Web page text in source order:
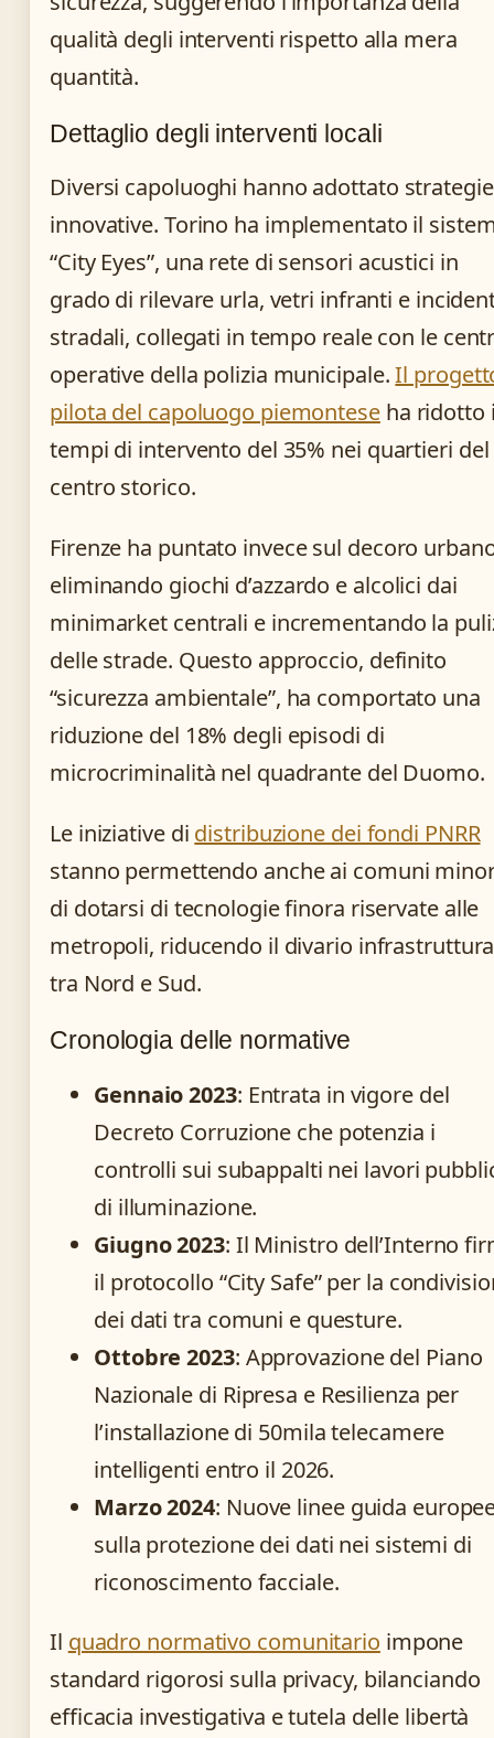
qualità degli interventi rispetto alla mera
quantità.
Dettaglio degli interventi locali
Diversi capoluoghi hanno adottato strategie
innovative. Torino ha implementato il
“City Eyes”, una rete di sensori acustici in
grado di rilevare urla, vetri infranti e
stradali, collegati in tempo reale con le
operative della polizia municipale.Il
pilota del capoluogo piemonteseha ridotto
tempi di intervento del 35% nei quartieri del
centro storico.
Firenze ha puntato invece sul decoro
eliminando giochi d’azzardo e alcolici dai
minimarket centrali e incrementando la
delle strade. Questo approccio, definito
“sicurezza ambientale”, ha comportato una
riduzione del 18% degli episodi di
microcriminalità nel quadrante del Duomo.
Le iniziative di distribuzione dei fondi PNRR
stanno permettendo anche ai comuni
di dotarsi di tecnologie finora riservate alle
metropoli, riducendo il divario
tra Nord e Sud.
Cronologia delle normative
Gennaio 2023: Entrata in vigore del
Decreto Corruzione che potenzia i
controlli sui subappalti nei lavori
di illuminazione.
Giugno 2023: Il Ministro dell’Interno
il protocollo “City Safe” per la
dei dati tra comuni e questure.
Ottobre 2023: Approvazione del Piano
Nazionale di Ripresa e Resilienza per
l’installazione di 50mila telecamere
intelligenti entro il 2026.
Marzo 2024: Nuove linee guida
sulla protezione dei dati nei sistemi di
riconoscimento facciale.
Il quadro normativo comunitario impone
standard rigorosi sulla privacy, bilanciando
efficacia investigativa e tutela delle libertà